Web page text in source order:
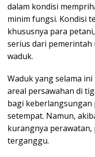
dalam kondisi
minim fungsi. Kondisi
khususnya para
serius dari
waduk.
Waduk yang selama
areal persawahan di
bagi
setempat. Namun,
kurangnya
terganggu.